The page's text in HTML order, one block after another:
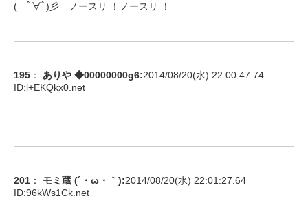
( ﾟ∀ﾟ)彡 ノースリ ！ノースリ ！
195 ： ありや ◆00000000g6:2014/08/20(水) 22:00:47.74
ID:l+EKQkx0.net
201 ： モミ蔵 (´・ω・｀):2014/08/20(水) 22:01:27.64
ID:96kWs1Ck.net